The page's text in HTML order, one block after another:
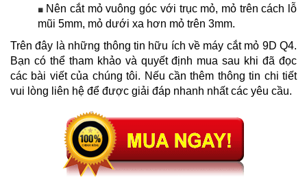
■ Nên cắt mỏ vuông góc với trục mỏ, mỏ trên cách lỗ
mũi 5mm, mỏ dưới xa hơn mỏ trên 3mm.
Trên đây là những thông tin hữu ích về máy cắt mỏ 9D Q4.
Bạn có thể tham khảo và quyết định mua sau khi đã đọc
các bài viết của chúng tôi. Nếu cần thêm thông tin chi tiết
vui lòng liên hệ để được giải đáp nhanh nhất các yêu cầu.